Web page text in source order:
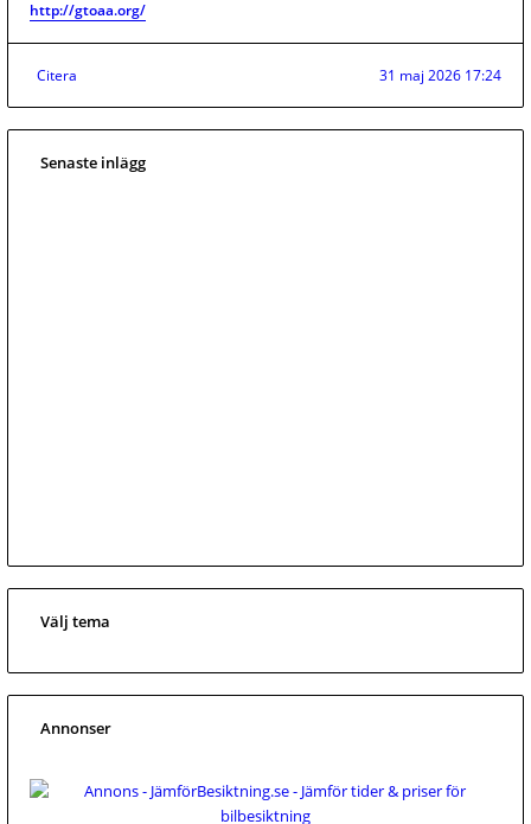
http://gtoaa.org/
Citera 31 maj 2026 17:24
Senaste inlägg
Välj tema
Annonser